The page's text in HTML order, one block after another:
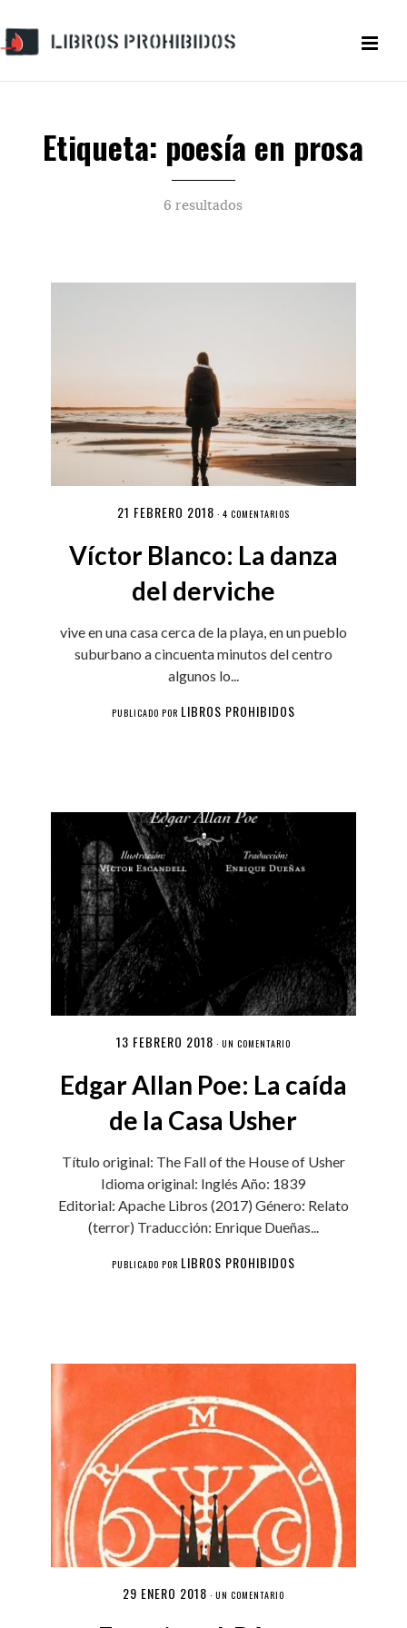
Etiqueta: poesía en prosa
6 resultados
21 FEBRERO 2018 · 4 COMENTARIOS
Víctor Blanco: La danza
del derviche
vive en una casa cerca de la playa, en un pueblo
suburbano a cincuenta minutos del centro
algunos lo...
PUBLICADO POR LIBROS PROHIBIDOS
13 FEBRERO 2018 · UN COMENTARIO
Edgar Allan Poe: La caída
de la Casa Usher
Título original: The Fall of the House of Usher
Idioma original: Inglés Año: 1839
Editorial: Apache Libros (2017) Género: Relato
(terror) Traducción: Enrique Dueñas...
PUBLICADO POR LIBROS PROHIBIDOS
29 ENERO 2018 · UN COMENTARIO